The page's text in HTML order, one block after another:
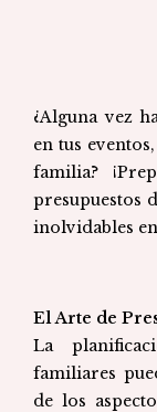
¿Alguna vez
en tus
familia?
presupuestos
inolvidables
El Arte de
La
familiares
de los